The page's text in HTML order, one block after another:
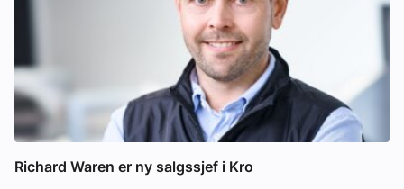
Richard Waren er ny salgssjef i Kro